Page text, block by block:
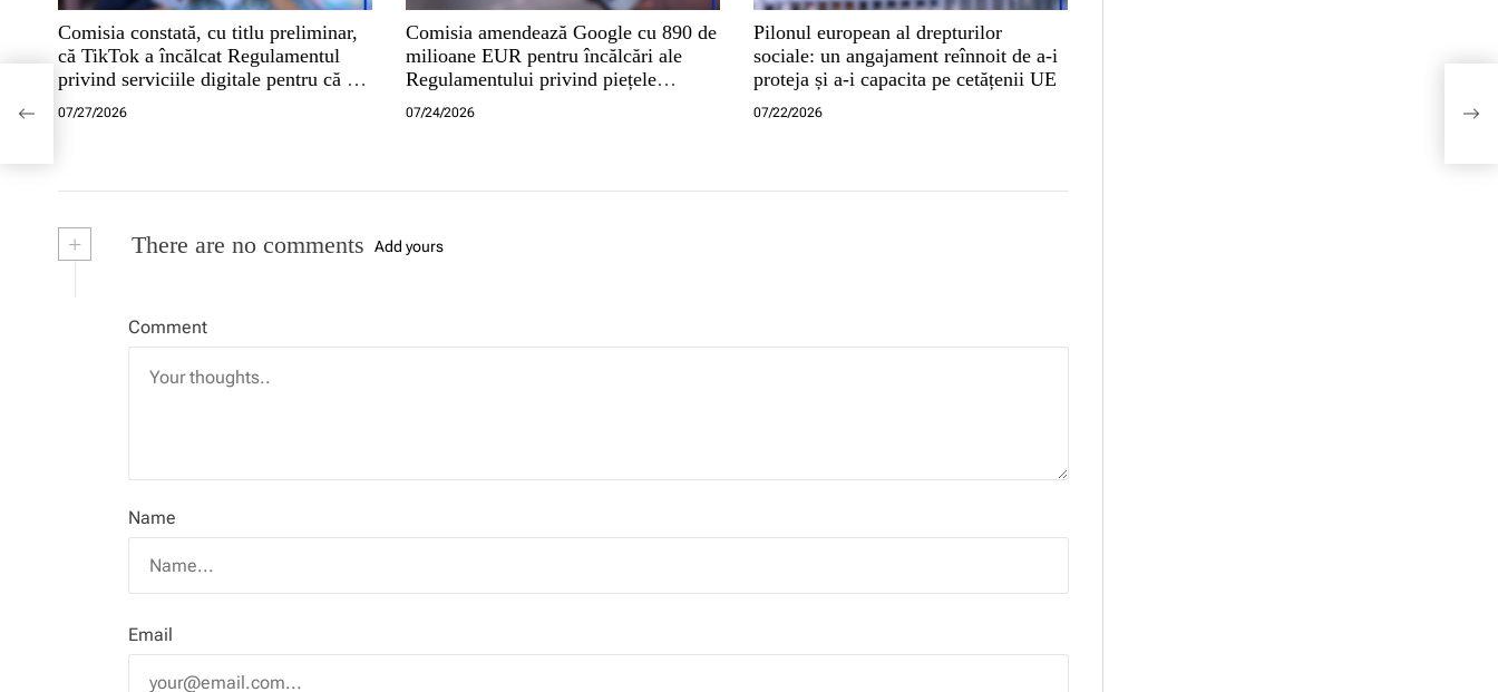
Comisia constată, cu titlu preliminar,
că TikTok a încălcat Regulamentul
privind serviciile digitale pentru că nu
a asigurat conturi sigure pentru minori
07/27/2026
Comisia amendează Google cu 890 de
milioane EUR pentru încălcări ale
Regulamentului privind piețele
digitale
07/24/2026
Pilonul european al drepturilor
sociale: un angajament reînnoit de a-i
proteja și a-i capacita pe cetățenii UE
07/22/2026
+ There are no comments Add yours
Comment
Name
Email